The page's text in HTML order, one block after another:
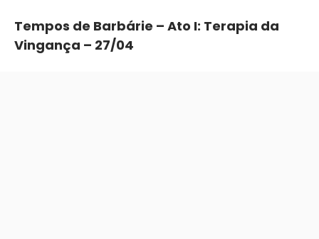
Tempos de Barbárie – Ato I: Terapia da
Vingança – 27/04